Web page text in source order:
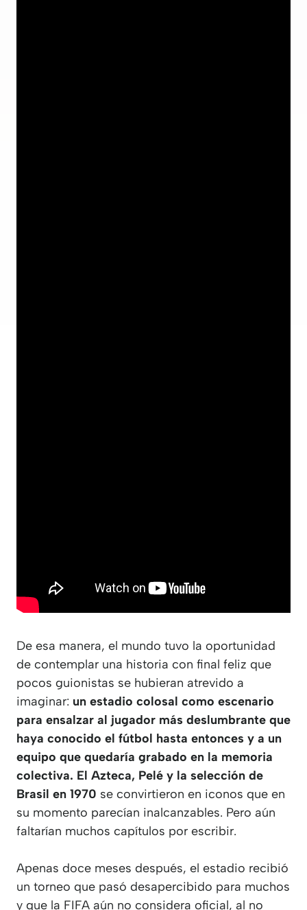
De esa manera, el mundo tuvo la oportunidad
de contemplar una historia con final feliz que
pocos guionistas se hubieran atrevido a
imaginar: un estadio colosal como escenario
para ensalzar al jugador más deslumbrante que
haya conocido el fútbol hasta entonces y a un
equipo que quedaría grabado en la memoria
colectiva. El Azteca, Pelé y la selección de
Brasil en 1970 se convirtieron en iconos que en
su momento parecían inalcanzables. Pero aún
faltarían muchos capítulos por escribir.
Apenas doce meses después, el estadio recibió
un torneo que pasó desapercibido para muchos
y que la FIFA aún no considera oficial, al no